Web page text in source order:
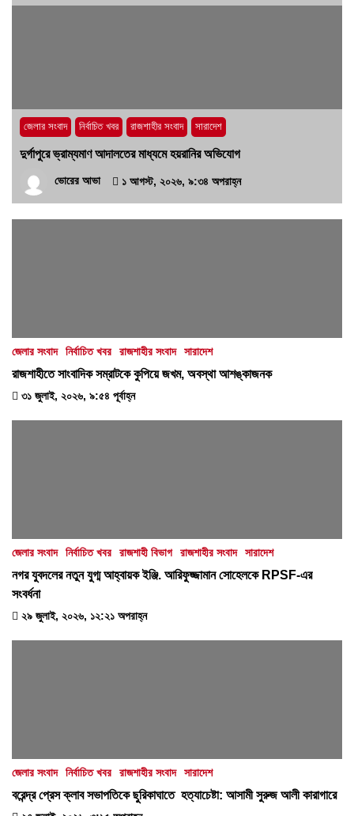
জেলার সংবাদ নির্বাচিত খবর রাজশাহীর সংবাদ সারাদেশ
দুর্গাপুরে ভ্রাম্যমাণ আদালতের মাধ্যমে হয়রানির অভিযোগ
ভোরের আভা ১ আগস্ট, ২০২৬, ৯:৩৪ অপরাহ্ন
জেলার সংবাদ নির্বাচিত খবর রাজশাহীর সংবাদ সারাদেশ
রাজশাহীতে সাংবাদিক সম্রাটকে কুপিয়ে জখম, অবস্থা আশঙ্কাজনক
৩১ জুলাই, ২০২৬, ৯:৫৪ পূর্বাহ্ন
জেলার সংবাদ নির্বাচিত খবর রাজশাহী বিভাগ রাজশাহীর সংবাদ সারাদেশ
নগর যুবদলের নতুন যুগ্ম আহ্বায়ক ইঞ্জি. আরিফুজ্জামান সোহেলকে RPSF-এর
সংবর্ধনা
২৯ জুলাই, ২০২৬, ১২:২১ অপরাহ্ন
জেলার সংবাদ নির্বাচিত খবর রাজশাহীর সংবাদ সারাদেশ
বরেন্দ্র প্রেস ক্লাব সভাপতিকে ছুরিকাঘাতে হত্যাচেষ্টা: আসামী সুরুজ আলী কারাগারে